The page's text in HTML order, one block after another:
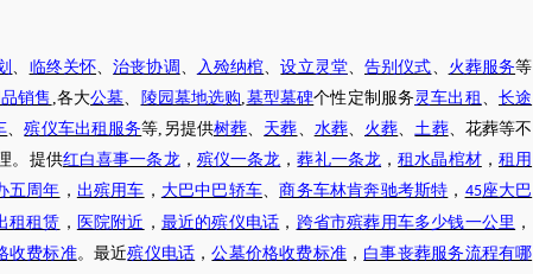
临终关怀 、治丧协调 入殓纳棺 、设立灵堂、告别仪式 火葬服务等
销售 ,各大公墓 陵园墓地选购 墓型墓碑个性定制服务 灵车出租
长途
、殡仪车出租服务等 ,另提供树葬 天葬 水葬、 火葬 土葬、花葬等不
。提供红白喜事一条龙 ， 殡仪一条龙 ，葬礼一条龙 ，租水晶棺材， 租用
五周年 ， 出殡用车 ， 大巴中巴轿车 、商务车林肯奔驰考斯特 ， 45座大巴
租租赁 ， 医院附近 ， 最近的殡仪电话 ， 跨省市殡葬用车多少钱一公里 ，
收费标准。最近殡仪电话 ，公墓价格收费标准 ， 白事丧葬服务流程有哪